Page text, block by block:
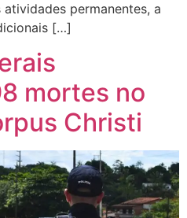
permanentes, a
[…]
mortes no
Christi